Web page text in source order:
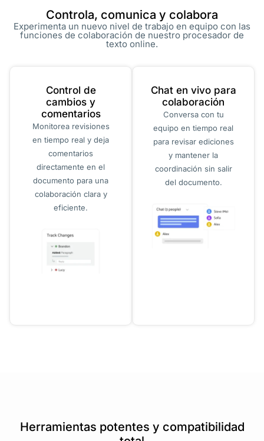
Controla, comunica y colabora
Experimenta un nuevo nivel de trabajo en equipo con las
funciones de colaboración de nuestro procesador de
texto online.
Control de
cambios y
comentarios
Monitorea revisiones
en tiempo real y deja
comentarios
directamente en el
documento para una
colaboración clara y
eficiente.
Chat en vivo para
colaboración
Conversa con tu
equipo en tiempo real
para revisar ediciones
y mantener la
coordinación sin salir
del documento.
Herramientas potentes y compatibilidad